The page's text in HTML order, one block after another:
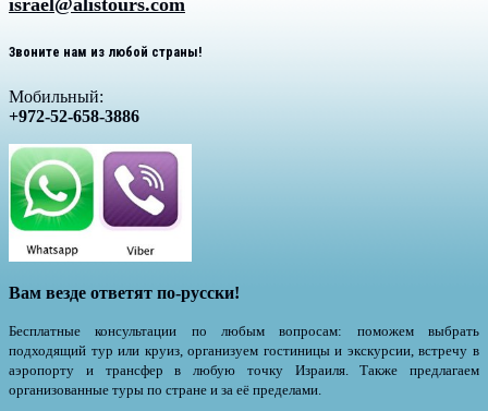
Звоните нам из любой страны!
Мобильный:
+972-52-658-3886
Вам везде ответят по-русски!
Бесплатные консультации по любым вопросам: поможем выбрать
подходящий тур или круиз, организуем гостиницы и экскурсии, встречу в
аэропорту и трансфер в любую точку Израиля. Также предлагаем
организованные туры по стране и за её пределами.